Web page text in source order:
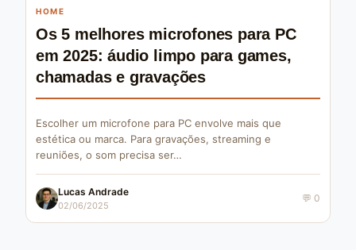
HOME
Os 5 melhores microfones para PC
em 2025: áudio limpo para games,
chamadas e gravações
Escolher um microfone para PC envolve mais que
estética ou marca. Para gravações, streaming e
reuniões, o som precisa ser…
Lucas Andrade
02/06/2025
💬 0